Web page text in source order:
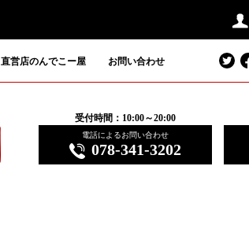
直営店のんでこー屋 お問い合わせ
受付時間：10:00～20:00
電話によるお問い合わせ
078-341-3202